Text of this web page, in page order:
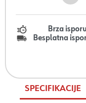
Brza
Besplatna
SPECIFIKACIJE